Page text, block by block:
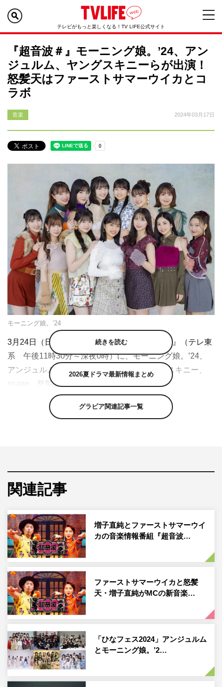
テレビがもっと楽しくなる！TV LIFE公式サイト
『超音波＃』モーニング娘。’24、アン
ジュルム、ヤングスキニーらが出演！
怒髪天はファーストサマーウイカとコ
ラボ
音楽 2024年03月17日
モーニング娘。’24
3月24日（日）、31日（日）放送の『超音波＃』（テレ東
系 午後11時30分～深夜0時）に、モーニング娘。’24、
アンジュルム、THE SUPER FRUIT、ヤングスキニー、
osage、怒髪天が出演することが分かった。
本番組は、増子直純（怒髪天）とファーストサマーウイカ
がMCを務める『超音波』（テレ東 毎週金曜）の特別番
THE SUPER FRUITが出演。往年の名曲を含むスペシャル
メドレーや『超音波』ならではの「1 Cut Stage」（1つの
カメラでライブを撮影することにより、通常の撮影よりも
ージングが見られる企画）など、貴重な歌唱パフォーマン
スを送る。
3月31日の放送には、ライブシーンで大人気のバンド・ヤ
ングスキニー、次世代のライブシーンを担うosage、そし
てMCの増子が所属する、40周年を迎えた怒髪天が登場。
怒髪天はスタジオライブにてMCのファーストサマーウイ
カとコラボレーションする。
続きを読む
2026夏ドラマ最新情報まとめ
グラビア関連記事一覧
関連記事
増子直純とファーストサマーウイ
カの音楽情報番組『超音波…
ファーストサマーウイカと怒髪
天・増子直純がMCの新音楽…
「ひなフェス2024」アンジュルム
とモーニング娘。’2…